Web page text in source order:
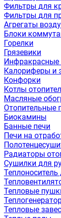
Фильтры для
Фильтры для
Агрегаты
Блоки
Горелки
Грязевики
Инфракрасные
Калориферы и
Конфорки
Котлы
Масляные
Отопительные
Биокамины
Банные печи
Печи на
Радиаторы
Сушилки для
Тепловые
Тепловые